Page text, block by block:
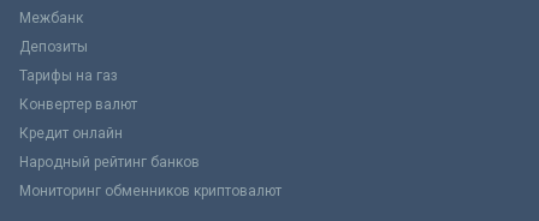
Межбанк
Депозиты
Тарифы на газ
Конвертер валют
Кредит онлайн
Народный рейтинг банков
Мониторинг обменников криптовалют